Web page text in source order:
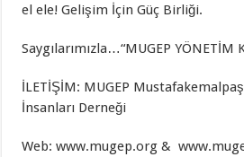
el ele! Gelişim İçin Güç Birliği.
Saygılarımızla…“MUGEP YÖNETİM
İLETİŞİM: MUGEP
İnsanları Derneği
Web: www.mugep.org &